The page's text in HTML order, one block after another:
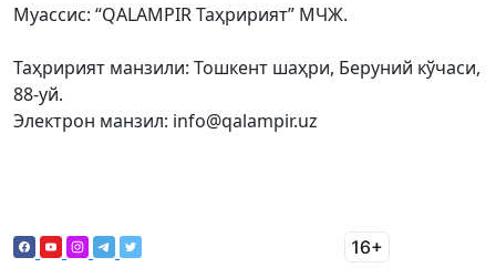
Муассис: “QALAMPIR Таҳририят” МЧЖ.
Таҳририят манзили: Тошкент шаҳри, Беруний кўчаси,
88-уй.
Электрон манзил: info@qalampir.uz